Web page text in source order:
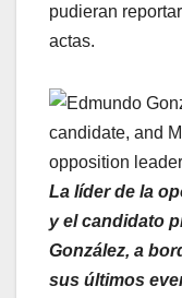
pudieran
actas.
La líder de la
y el candidato
González, a
sus últimos